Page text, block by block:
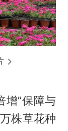
增”保障与
株草花种